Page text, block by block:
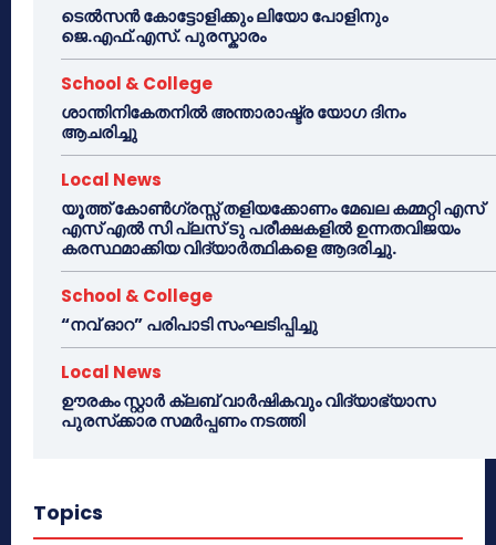
ടെൽസൻ കോട്ടോളിക്കും ലിയോ പോളിനും
ജെ.എഫ്.എസ്. പുരസ്കാരം
School & College
ശാന്തിനികേതനിൽ അന്താരാഷ്ട്ര യോഗ ദിനം
ആചരിച്ചു
Local News
യൂത്ത് കോൺഗ്രസ്സ് തളിയക്കോണം മേഖല കമ്മറ്റി എസ്
എസ് എൽ സി പ്ലസ് ടു പരീക്ഷകളിൽ ഉന്നതവിജയം
കരസ്ഥമാക്കിയ വിദ്യാർത്ഥികളെ ആദരിച്ചു.
School & College
“നവ് ഓറ” പരിപാടി സംഘടിപ്പിച്ചു
Local News
ഊരകം സ്റ്റാർ ക്ലബ് വാർഷികവും വിദ്യാഭ്യാസ
പുരസ്‌ക്കാര സമർപ്പണം നടത്തി
Topics